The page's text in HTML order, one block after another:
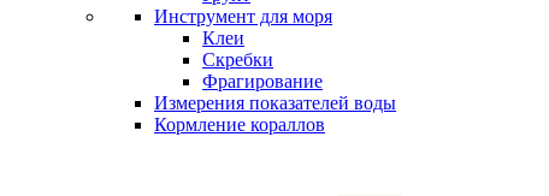
Инструмент для моря
Клеи
Скребки
Фрагирование
Измерения показателей воды
Кормление кораллов